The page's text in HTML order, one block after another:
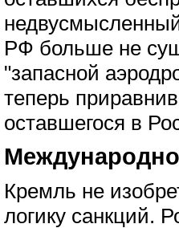
РФ больше не
"запасной
теперь
оставшегося в
Кремль не
логику санкций.